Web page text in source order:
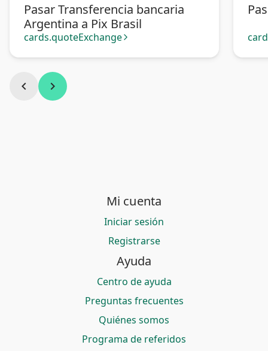
Pasar Transferencia bancaria
Argentina a Pix Brasil
cards.quoteExchange arrow_forward_ios
chevron_left chevron_right
Mi cuenta
Iniciar sesión
Registrarse
Ayuda
Centro de ayuda
Preguntas frecuentes
Quiénes somos
Programa de referidos